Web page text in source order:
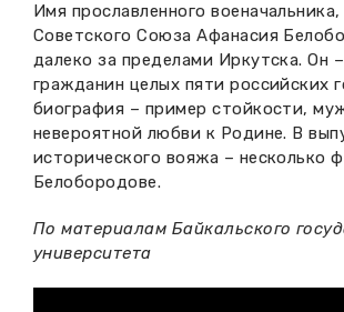
Вакансии музея
Независимая
Проекты и
Ледокол Ангара
Музей В.Г.
КПЦ им. свт. Иннокентия
Мемориальный дом А.М.
Музеи региона
Повышение
Передвижные
Профессиональные
Имя прославленного
Советского Союза Афанасия
далеко за пределами Иркутска. Он
гражданин целых пяти российских
биография – пример стойкости,
невероятной любви к Родине. В
исторического вояжа – несколько
Белобородове.
По материалам Байкальского
университета